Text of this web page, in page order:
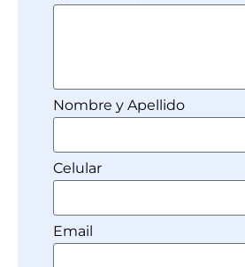
Nombre y Apellido
Celular
Email